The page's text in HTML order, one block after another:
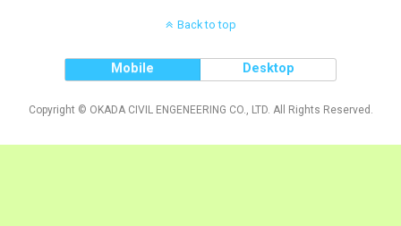
Back to top
Mobile Desktop
Copyright © OKADA CIVIL ENGENEERING CO., LTD. All Rights Reserved.